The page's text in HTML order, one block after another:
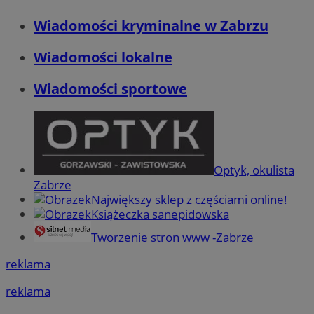
Wiadomości kryminalne w Zabrzu
Wiadomości lokalne
Wiadomości sportowe
Optyk, okulista
Zabrze
Największy sklep z częściami online!
Książeczka sanepidowska
Tworzenie stron www -Zabrze
reklama
reklama